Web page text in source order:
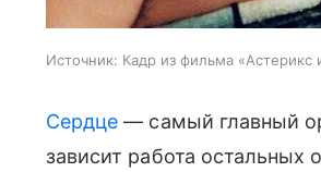
Источник: Кадр из фильма «Астерикс
Сердце — самый главный
зависит работа остальных